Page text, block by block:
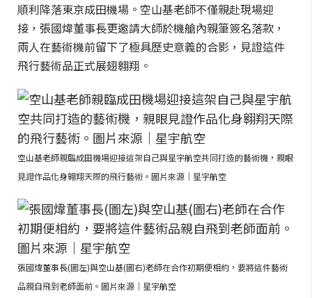
順利降落東京成田機場。空山基老師不僅親赴現場迎
接，張國煒董事長更邀請大師於機艙內親筆簽名落款，
兩人在藝術機前留下了極具歷史意義的合影，見證這件
飛行藝術品正式展翅翱翔。
空山基老師親臨成田機場迎接這架自己與星宇航空共同打造的藝術機，親眼
見證作品化身翱翔天際的飛行藝術。圖片來源｜星宇航空
張國煒董事長(圖左)與空山基(圖右)老師在合作初期便相約，要將這件藝術
品親自飛到老師面前。圖片來源｜星宇航空